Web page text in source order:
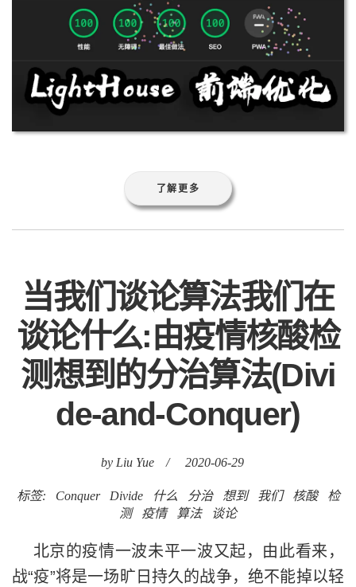
了解更多
当我们谈论算法我们在
谈论什么:由疫情核酸检
测想到的分治算法(Divi
de-and-Conquer)
by Liu Yue / 2020-06-29
标签: Conquer Divide 什么 分治 想到 我们 核酸
检
测
疫情 算法 谈论
北京的疫情一波未平一波又起，由此看来，
战“疫”将是一场旷日持久的战争，绝不能掉以轻